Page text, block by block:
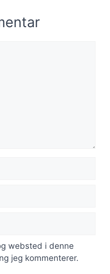
websted i denne
jeg kommenterer.